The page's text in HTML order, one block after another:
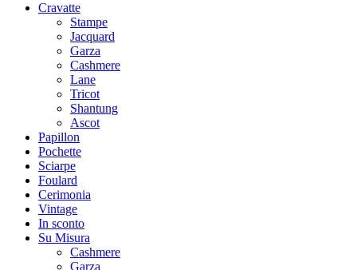
Cravatte
Stampe
Jacquard
Garza
Cashmere
Lane
Tricot
Shantung
Ascot
Papillon
Pochette
Sciarpe
Foulard
Cerimonia
Vintage
In sconto
Su Misura
Cashmere
Garza